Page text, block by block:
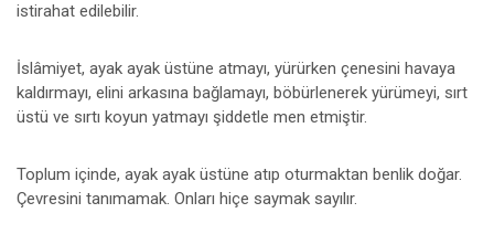
istirahat edilebilir.
İslâmiyet, ayak ayak üstüne atmayı, yürürken çenesini havaya
kaldırmayı, elini arkasına bağlamayı, böbürlenerek yürümeyi, sırt
üstü ve sırtı koyun yatmayı şiddetle men etmiştir.
Toplum içinde, ayak ayak üstüne atıp oturmaktan benlik doğar.
Çevresini tanımamak. Onları hiçe saymak sayılır.